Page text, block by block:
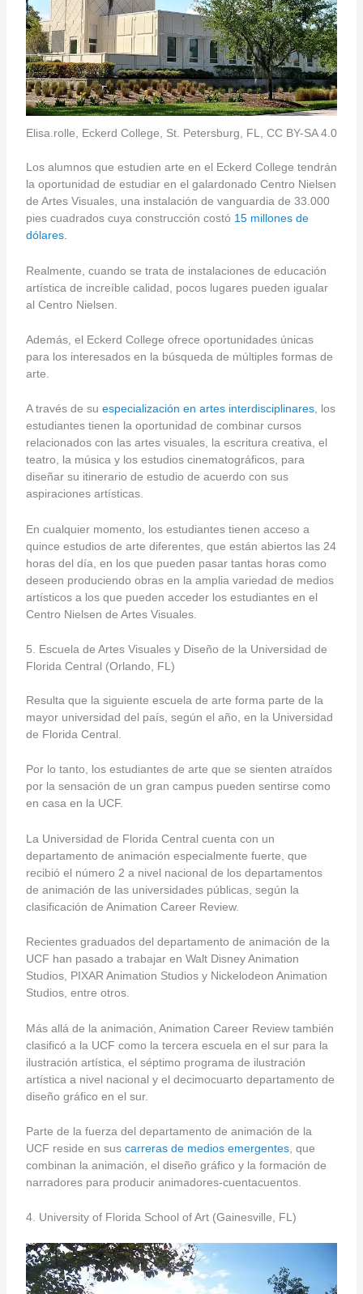
Elisa.rolle, Eckerd College, St. Petersburg, FL, CC BY-SA 4.0
Los alumnos que estudien arte en el Eckerd College tendrán
la oportunidad de estudiar en el galardonado Centro Nielsen
de Artes Visuales, una instalación de vanguardia de 33.000
pies cuadrados cuya construcción costó 15 millones de
dólares.
Realmente, cuando se trata de instalaciones de educación
artística de increíble calidad, pocos lugares pueden igualar
al Centro Nielsen.
Además, el Eckerd College ofrece oportunidades únicas
para los interesados en la búsqueda de múltiples formas de
arte.
A través de su especialización en artes interdisciplinares, los
estudiantes tienen la oportunidad de combinar cursos
relacionados con las artes visuales, la escritura creativa, el
teatro, la música y los estudios cinematográficos, para
diseñar su itinerario de estudio de acuerdo con sus
aspiraciones artísticas.
En cualquier momento, los estudiantes tienen acceso a
quince estudios de arte diferentes, que están abiertos las 24
horas del día, en los que pueden pasar tantas horas como
deseen produciendo obras en la amplia variedad de medios
artísticos a los que pueden acceder los estudiantes en el
Centro Nielsen de Artes Visuales.
5. Escuela de Artes Visuales y Diseño de la Universidad de
Florida Central (Orlando, FL)
Resulta que la siguiente escuela de arte forma parte de la
mayor universidad del país, según el año, en la Universidad
de Florida Central.
Por lo tanto, los estudiantes de arte que se sienten atraídos
por la sensación de un gran campus pueden sentirse como
en casa en la UCF.
La Universidad de Florida Central cuenta con un
departamento de animación especialmente fuerte, que
recibió el número 2 a nivel nacional de los departamentos
de animación de las universidades públicas, según la
clasificación de Animation Career Review.
Recientes graduados del departamento de animación de la
UCF han pasado a trabajar en Walt Disney Animation
Studios, PIXAR Animation Studios y Nickelodeon Animation
Studios, entre otros.
Más allá de la animación, Animation Career Review también
clasificó a la UCF como la tercera escuela en el sur para la
ilustración artística, el séptimo programa de ilustración
artística a nivel nacional y el decimocuarto departamento de
diseño gráfico en el sur.
Parte de la fuerza del departamento de animación de la
UCF reside en sus carreras de medios emergentes, que
combinan la animación, el diseño gráfico y la formación de
narradores para producir animadores-cuentacuentos.
4. University of Florida School of Art (Gainesville, FL)